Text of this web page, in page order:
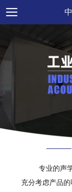
专业的声
充分考虑产品